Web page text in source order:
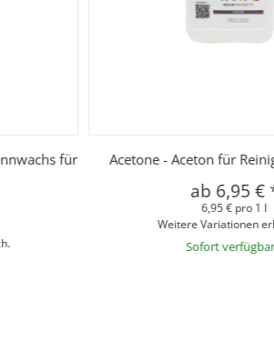
für
Acetone - Aceton für
ab 6,95 €
6,95 € pro 1 l
Weitere Variationen
Sofort